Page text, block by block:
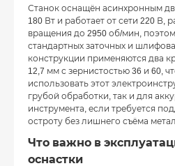
Станок оснащён асинхронным
180 Вт и работает от сети 220 В,
вращения до 2950 об/мин,
стандартных заточных и
конструкции применяются два
12,7 мм с зернистостью 36 и 60,
использовать этот
грубой обработки, так и для
инструмента, если требуется
остроту без лишнего съёма
Что важно в
оснастки